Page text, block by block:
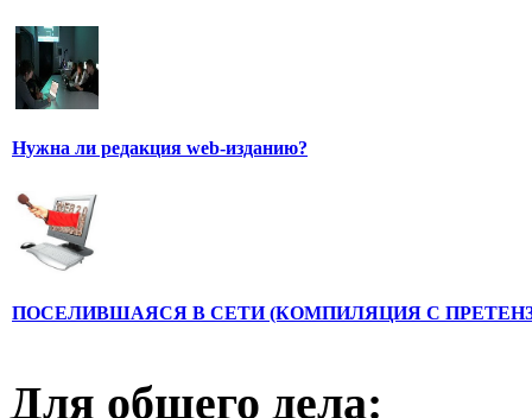
Нужна ли редакция web-изданию?
ПОСЕЛИВШАЯСЯ В СЕТИ (КОМПИЛЯЦИЯ С
Для общего дела: